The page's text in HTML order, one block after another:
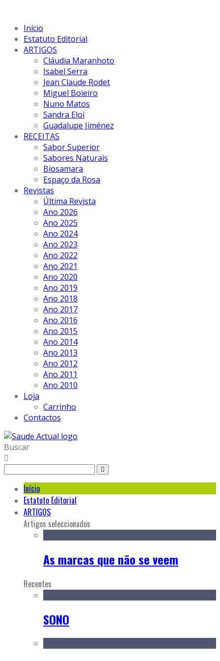
Início
Estatuto Editorial
ARTIGOS
Cláudia Maranhoto
Isabel Serra
Jean Claude Rodet
Miguel Boieiro
Nuno Matos
Sandra Eloi
Guadalupe Jiménez
RECEITAS
Sabor Superior
Sabores Naturais
Biosamara
Espaço da Rosa
Revistas
Última Revista
Ano 2026
Ano 2025
Ano 2024
Ano 2023
Ano 2022
Ano 2021
Ano 2020
Ano 2019
Ano 2018
Ano 2017
Ano 2016
Ano 2015
Ano 2014
Ano 2013
Ano 2012
Ano 2011
Ano 2010
Loja
Carrinho
Contactos
Buscar
Início
Estatuto Editorial
ARTIGOS
Artigos seleccionados
As marcas que não se veem
Recentes
SONO